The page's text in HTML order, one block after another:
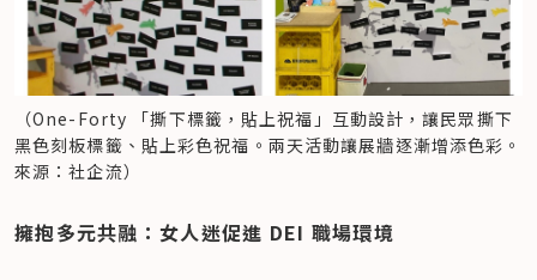
（One-Forty 「撕下標籤，貼上祝福」互動設計，讓民眾撕下
黑色刻板標籤、貼上彩色祝福。兩天活動讓展牆逐漸增添色彩。
來源：社企流）
擁抱多元共融：女人迷促進 DEI 職場環境